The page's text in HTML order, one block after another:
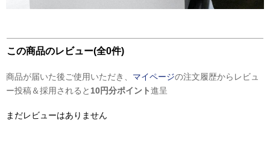
この商品のレビュー(全0件)
商品が届いた後ご使用いただき、 マイページの注文履歴からレビュ
ー投稿＆採用されると 10円分ポイント進呈
まだレビューはありません